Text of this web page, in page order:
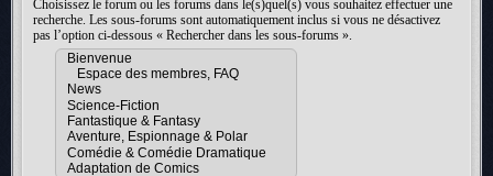
Choisissez le forum ou les forums dans le(s)quel(s) vous souhaitez effectuer une
recherche. Les sous-forums sont automatiquement inclus si vous ne désactivez
pas l’option ci-dessous « Rechercher dans les sous-forums ».